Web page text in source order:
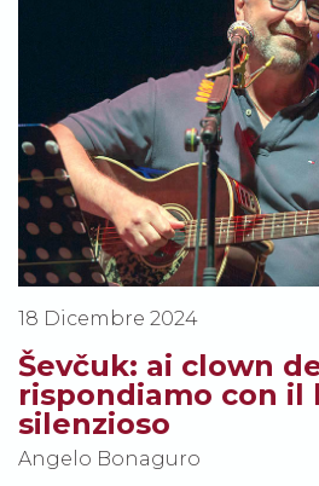
18 Dicembre 2024
Ševčuk: ai clown
rispondiamo con il
silenzioso
Angelo Bonaguro